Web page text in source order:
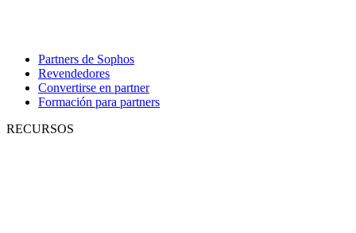
Partners de Sophos
Revendedores
Convertirse en partner
Formación para partners
RECURSOS